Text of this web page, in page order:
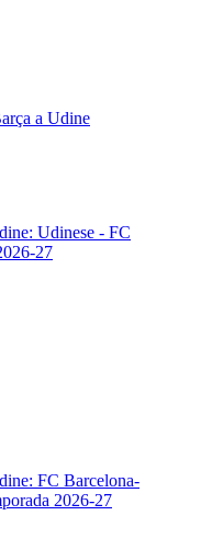
a Udine
Udinese - FC
27
FC Barcelona-
2026-27